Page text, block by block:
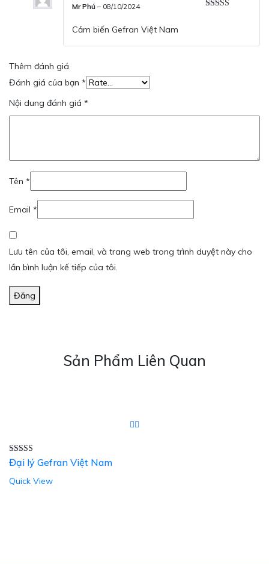
Mr Phú – 08/10/2024
Cảm biến Gefran Việt Nam
Thêm đánh giá
Đánh giá của bạn *
Nội dung đánh giá *
Tên *
Email *
Lưu tên của tôi, email, và trang web trong trình duyệt này cho
lần bình luận kế tiếp của tôi.
Đăng
Sản Phẩm Liên Quan
Được xếp
hạng
5.00
sao
Đại lý Gefran Việt Nam
Quick View